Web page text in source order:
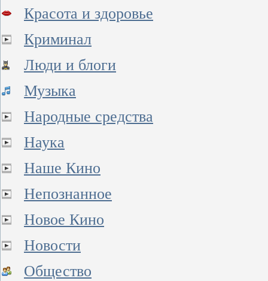
Красота и здоровье
Криминал
Люди и блоги
Музыка
Народные средства
Наука
Наше Кино
Непознанное
Новое Кино
Новости
Общество